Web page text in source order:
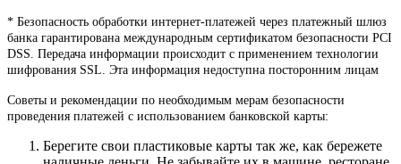
* Безопасность обработки интернет-платежей через платежный шлюз
банка гарантирована международным сертификатом безопасности PCI
DSS. Передача информации происходит с применением технологии
шифрования SSL. Эта информация недоступна посторонним лицам
Советы и рекомендации по необходимым мерам безопасности
проведения платежей с использованием банковской карты:
Берегите свои пластиковые карты так же, как бережете